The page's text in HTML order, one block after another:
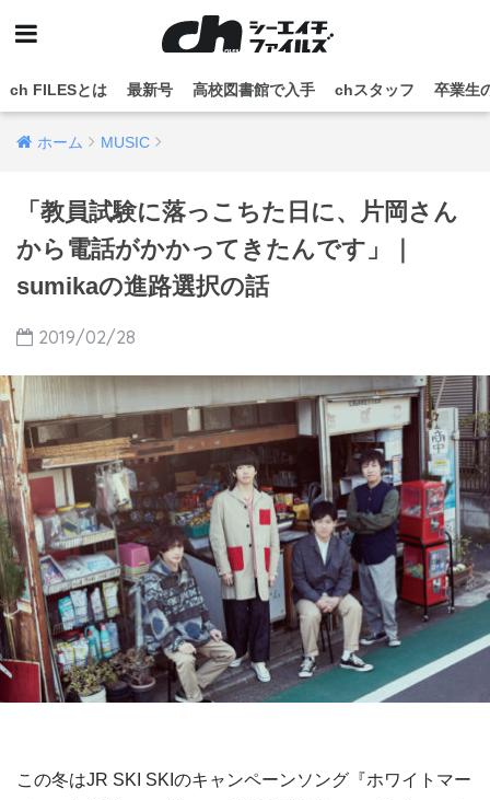
ch FILESとは 最新号 高校図書館で入手 chスタッフ 卒業生
ホーム MUSIC
「教員試験に落っこちた日に、片岡さん
から電話がかかってきたんです」｜
sumikaの進路選択の話
2019/02/28
この冬はJR SKI SKIのキャンペーンソング『ホワイトマー